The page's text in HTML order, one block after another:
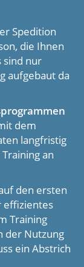
Spedition
die Ihnen
sind nur
aufgebaut da
dem
langfristig
an
den ersten
effizientes
Training
der Nutzung
ein Abstrich